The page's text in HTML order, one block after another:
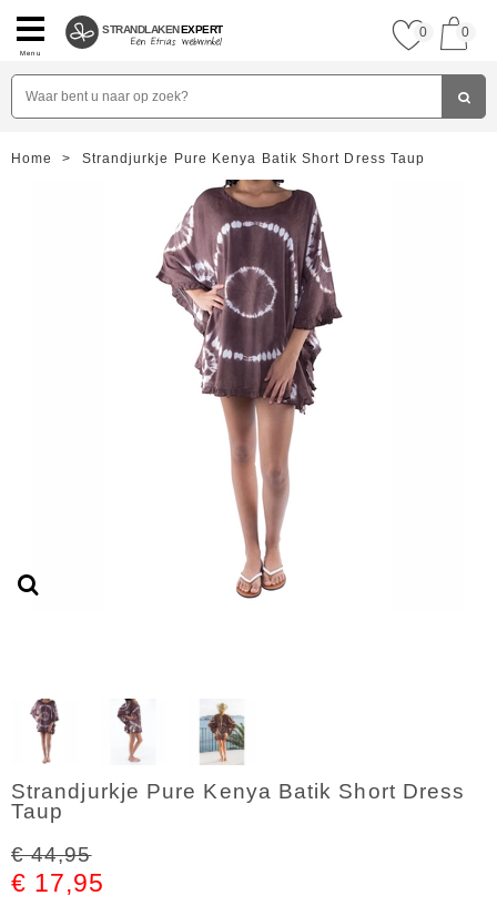
Menu
STRANDLAKENEXPERT 0 0
Home > Strandjurkje Pure Kenya Batik Short Dress Taup
Strandjurkje Pure Kenya Batik Short Dress
Taup
€ 44,95
€ 17,95